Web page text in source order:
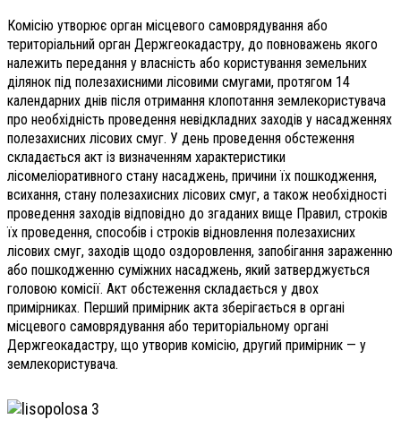
Комісію утворює орган місцевого самоврядування або
територіальний орган Держгеокадастру, до повноважень якого
належить передання у власність або користування земельних
ділянок під полезахисними лісовими смугами, протягом 14
календарних днів після отримання клопотання землекористувача
про необхідність проведення невідкладних заходів у насадженнях
полезахисних лісових смуг. У день проведення обстеження
складається акт із визначенням характеристики
лісомеліоративного стану насаджень, причини їх пошкодження,
всихання, стану полезахисних лісових смуг, а також необхідності
проведення заходів відповідно до згаданих вище Правил, строків
їх проведення, способів і строків відновлення полезахисних
лісових смуг, заходів щодо оздоровлення, запобігання зараженню
або пошкодженню суміжних насаджень, який затверджується
головою комісії. Акт обстеження складається у двох
примірниках. Перший примірник акта зберігається в органі
місцевого самоврядування або територіальному органі
Держгеокадастру, що утворив комісію, другий примірник — у
землекористувача.